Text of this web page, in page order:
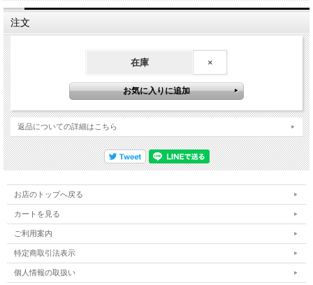
注文
在庫 ×
返品についての詳細はこちら
お店のトップへ戻る
カートを見る
ご利用案内
特定商取引法表示
個人情報の取扱い